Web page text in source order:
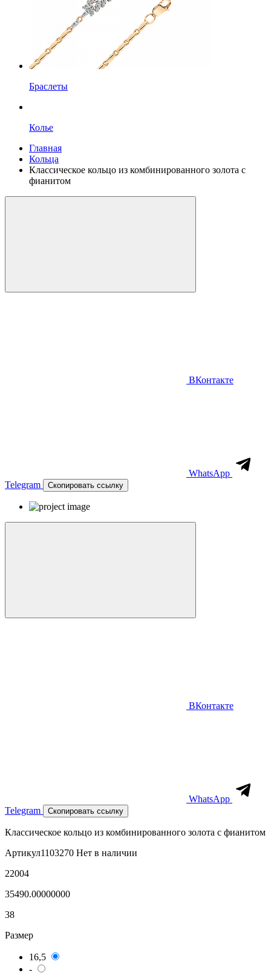
Браслеты
Колье
Главная
Кольца
Классическое кольцо из комбинированного золота с
фианитом
ВКонтакте
WhatsApp
Telegram
Скопировать ссылку
ВКонтакте
WhatsApp
Telegram
Скопировать ссылку
Классическое кольцо из комбинированного золота с фианитом
Артикул1103270 Нет в наличии
22004
35490.00000000
38
Размер
16,5
-